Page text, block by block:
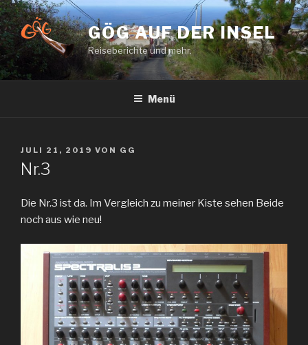
Zum
Inhalt
springen
GÖG AUF DER INSEL
Reiseberichte und mehr.
Menü
VERÖFFENTLICHT
AM
JULI 21, 2019 VON GG
Nr.3
Die Nr.3 ist da. Im Vergleich zu meiner Kiste sehen Beide
noch aus wie neu!